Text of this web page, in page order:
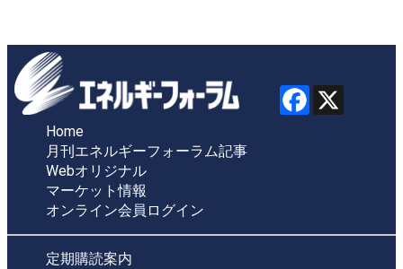
Home
月刊エネルギーフォーラム記事
Webオリジナル
マーケット情報
オンライン会員ログイン
定期購読案内